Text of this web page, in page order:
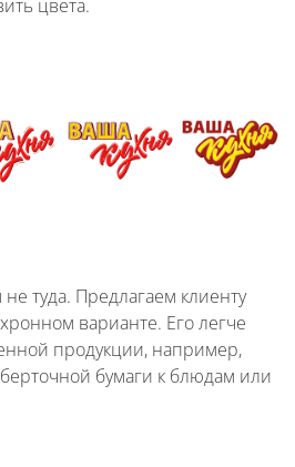
цвета.
туда. Предлагаем клиенту
варианте. Его легче
продукции, например,
бумаги к блюдам или